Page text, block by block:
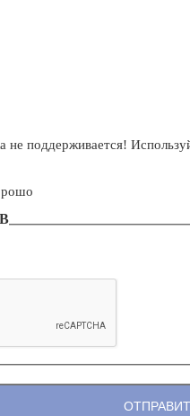
не поддерживается!